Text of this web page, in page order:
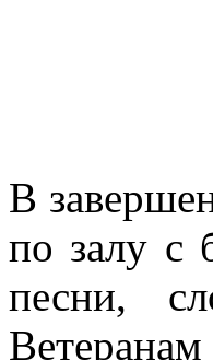
В
по залу с
песни,